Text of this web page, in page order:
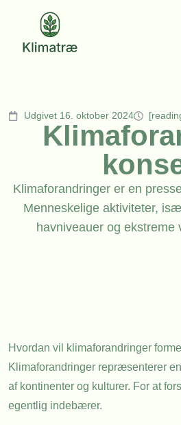
Udgivet 16. oktober 2024
Klimaforandringer er en
Menneskelige aktiviteter,
havniveauer og
Hvordan vil klimaforandringer
Klimaforandringer repræsenterer
af kontinenter og kulturer. For at
egentlig indebærer.